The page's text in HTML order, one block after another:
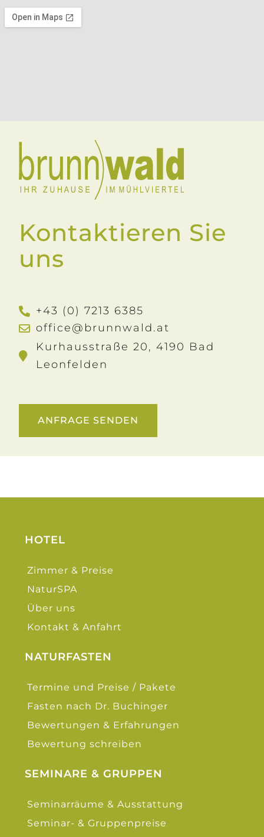
Kontaktieren Sie
uns
+43 (0) 7213 6385
office@brunnwald.at
Kurhausstraße 20, 4190 Bad
Leonfelden
ANFRAGE SENDEN
HOTEL
Zimmer & Preise
NaturSPA
Über uns
Kontakt & Anfahrt
NATURFASTEN
Termine und Preise / Pakete
Fasten nach Dr. Buchinger
Bewertungen & Erfahrungen
Bewertung schreiben
SEMINARE & GRUPPEN
Seminarräume & Ausstattung
Seminar- & Gruppenpreise